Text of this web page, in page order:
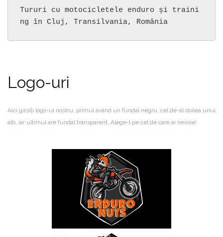
Tururi cu motocicletele enduro și traini
ng în Cluj, Transilvania, România
Logo-uri
Aici găsiți logo-ul nostru, primul având un fundal negru, cel de-al doilea unul
alb, iar ultimul are fundal transparent. Alege-l pe cel de care ai nevoie!